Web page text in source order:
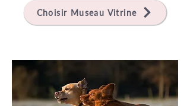
Choisir Museau Vitrine